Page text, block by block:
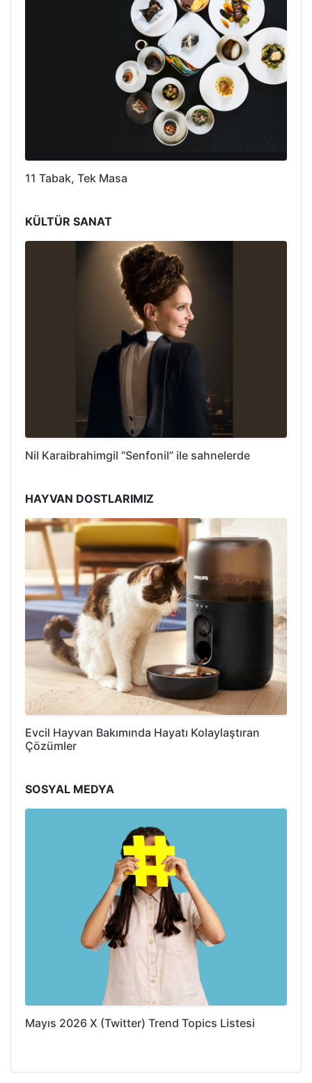
11 Tabak, Tek Masa
KÜLTÜR SANAT
Nil Karaibrahimgil “Senfonil” ile sahnelerde
HAYVAN DOSTLARIMIZ
Evcil Hayvan Bakımında Hayatı Kolaylaştıran
Çözümler
SOSYAL MEDYA
Mayıs 2026 X (Twitter) Trend Topics Listesi